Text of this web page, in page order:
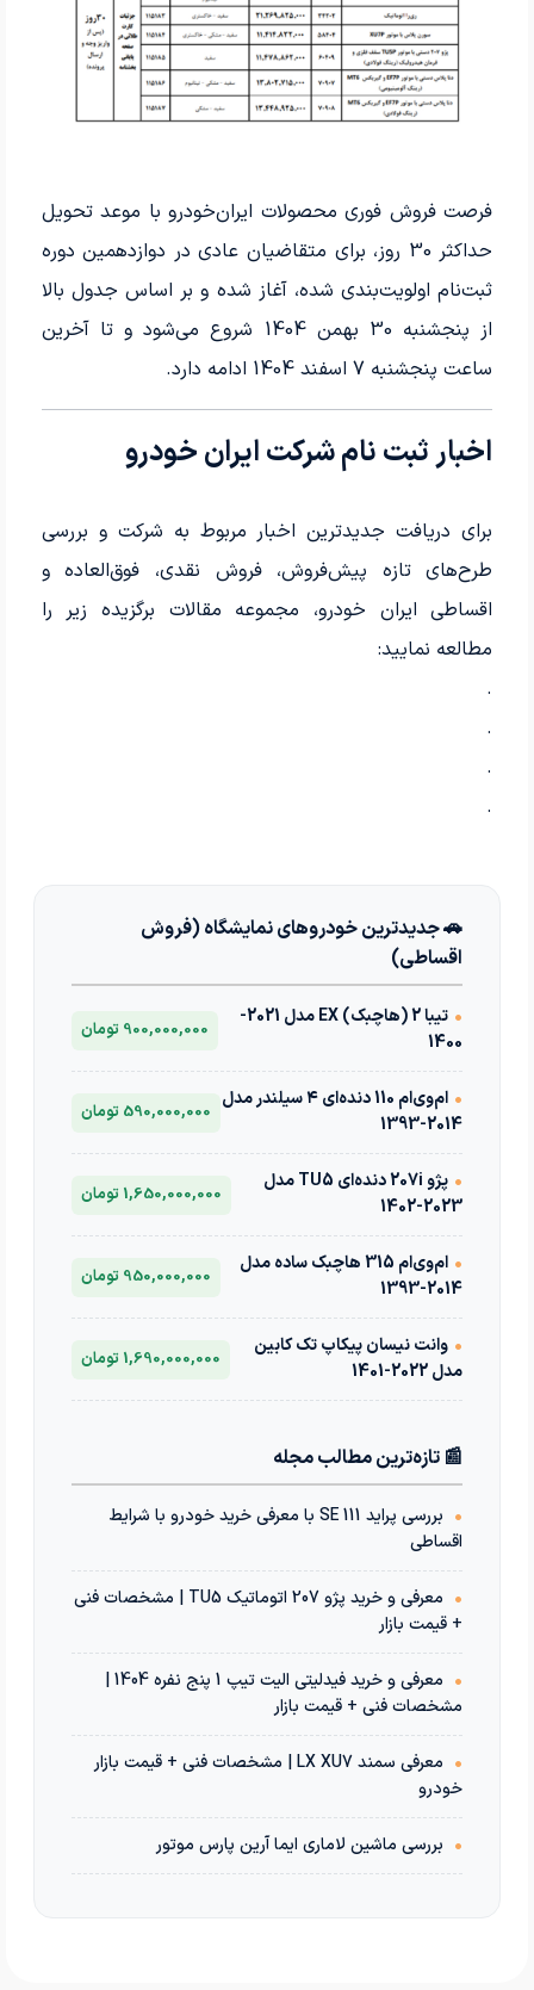
فرصت فروش فوری محصولات ایران‌خودرو با موعد تحویل
حداکثر 30 روز، برای متقاضیان عادی در دوازدهمین دوره
ثبت‌نام اولویت‌بندی شده، آغاز شده و بر اساس جدول بالا
از پنجشنبه 30 بهمن 1404 شروع می‌شود و تا آخرین
ساعت پنجشنبه 7 اسفند 1404 ادامه دارد.
اخبار ثبت نام شرکت ایران خودرو
برای دریافت جدیدترین اخبار مربوط به شرکت و بررسی
طرح‌های تازه پیش‌فروش، فروش نقدی، فوق‌العاده و
اقساطی ایران خودرو، مجموعه مقالات برگزیده زیر را
مطالعه نمایید:
.
.
.
.
🚗 جدیدترین خودروهای نمایشگاه (فروش
اقساطی)
•
تیبا 2 (هاچبک) EX مدل 2021-
1400
900,000,000 تومان
•
ام‌وی‌ام 110 دنده‌ای ۴ سیلندر مدل
2014-1393
590,000,000 تومان
•
پژو 207i دنده‌ای TU5 مدل
2023-1402
1,650,000,000 تومان
•
ام‌وی‌ام 315 هاچبک ساده مدل
2014-1393
950,000,000 تومان
• وانت نیسان پیکاپ تک کابین
مدل 2022-1401
1,690,000,000 تومان
📰 تازه‌ترین مطالب مجله
•
بررسی پراید 111 SE با معرفی خرید خودرو با شرایط
اقساطی
•
معرفی و خرید پژو 207 اتوماتیک TU5 | مشخصات فنی
+ قیمت بازار
•
معرفی و خرید فیدلیتی الیت تیپ 1 پنج نفره 1404 |
مشخصات فنی + قیمت بازار
•
معرفی سمند LX XU7 | مشخصات فنی + قیمت بازار
خودرو
• بررسی ماشین لاماری ایما آرین پارس موتور